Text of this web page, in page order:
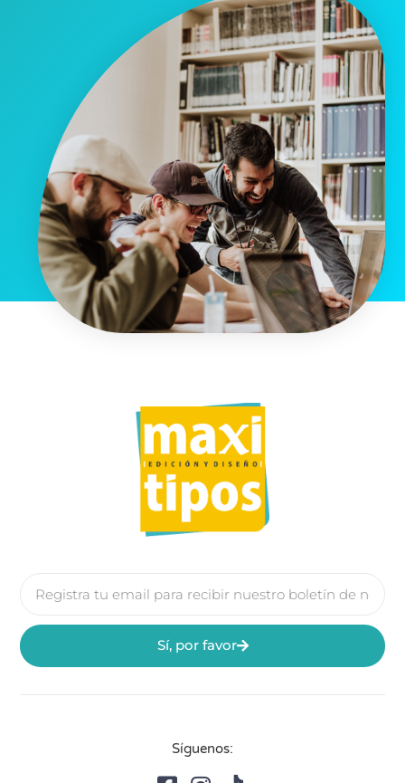
Sí, por favor
Síguenos: